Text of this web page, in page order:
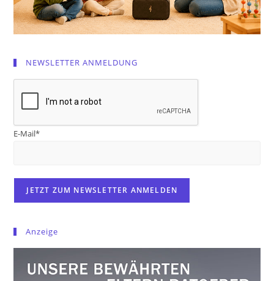
NEWSLETTER ANMELDUNG
E-Mail*
Anzeige